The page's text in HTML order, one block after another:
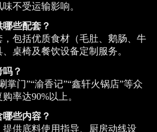
不受运输影响。
些配套？
包括优质食材（毛肚、鹅肠、牛
桌椅及餐饮设备定制服务。
？
掌门”“渝香记”“鑫轩火锅店”等众
率达90%以上。
些内容？
供底料使用指导、厨房动线设